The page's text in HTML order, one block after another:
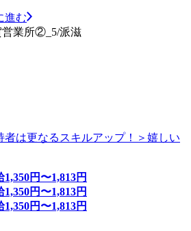
進む
営業所②_5/派滋
者は更なるスキルアップ！＞嬉しい
1,350円〜1,813円
1,350円〜1,813円
1,350円〜1,813円